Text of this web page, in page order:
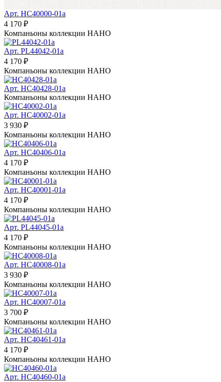
Арт. HC40000-01a
4 170 ₽
Компаньоны коллекции НАНО
Арт. PL44042-01a
4 170 ₽
Компаньоны коллекции НАНО
Арт. HC40428-01a
Компаньоны коллекции НАНО
Арт. HC40002-01a
3 930 ₽
Компаньоны коллекции НАНО
Арт. HC40406-01a
4 170 ₽
Компаньоны коллекции НАНО
Арт. HC40001-01a
4 170 ₽
Компаньоны коллекции НАНО
Арт. PL44045-01a
4 170 ₽
Компаньоны коллекции НАНО
Арт. HC40008-01a
3 930 ₽
Компаньоны коллекции НАНО
Арт. HC40007-01a
3 700 ₽
Компаньоны коллекции НАНО
Арт. HC40461-01a
4 170 ₽
Компаньоны коллекции НАНО
Арт. HC40460-01a